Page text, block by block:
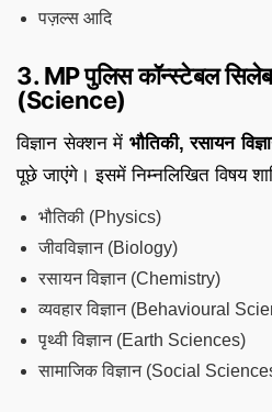
पज़ल्स आदि
3. MP पुलिस कॉन्स्टेबल
(Science)
विज्ञान सेक्शन में भौतिकी, रसायन
पूछे जाएंगे। इसमें निम्नलिखित विषय
भौतिकी (Physics)
जीवविज्ञान (Biology)
रसायन विज्ञान (Chemistry)
व्यवहार विज्ञान (Behavioural
पृथ्वी विज्ञान (Earth Sciences)
सामाजिक विज्ञान (Social